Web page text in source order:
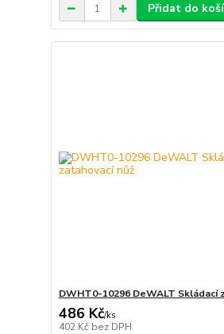
Přidat do
DWHT0-10296 DeWALT Skládací
486 Kč/ks
402 Kč bez DPH